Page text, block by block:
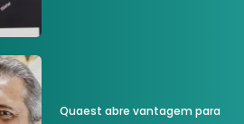
Quaest abre vantagem para